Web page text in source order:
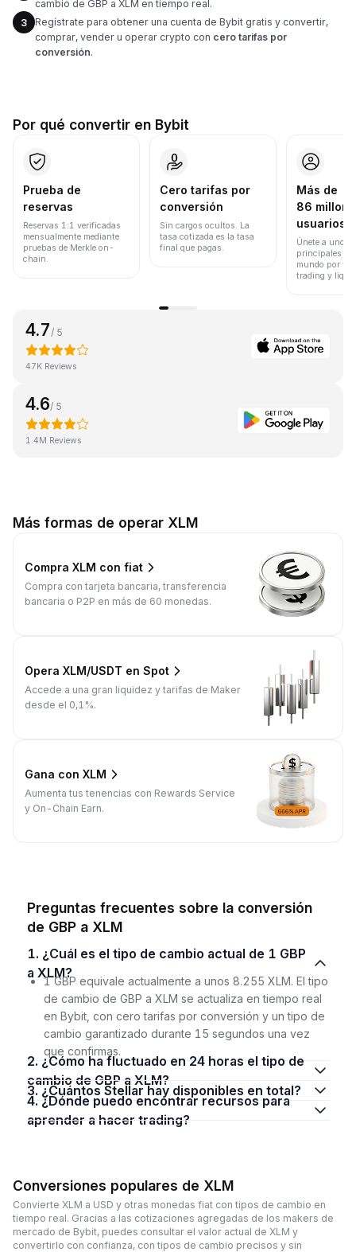
cambio de GBP a XLM en tiempo real.
3
Regístrate para obtener una cuenta de Bybit gratis y convertir,
comprar, vender u operar crypto con cero tarifas por
conversión.
Por qué convertir en Bybit
Prueba de
reservas
Reservas 1:1 verificadas
mensualmente mediante
pruebas de Merkle on-
chain.
Cero tarifas por
conversión
Sin cargos ocultos. La
tasa cotizada es la tasa
final que pagas.
Más de
86
usuarios
Únete a uno
principales
mundo por
trading y
4.7 / 5
47K Reviews
4.6/ 5
1.4M Reviews
Más formas de operar XLM
Compra XLM con fiat
Compra con tarjeta bancaria, transferencia
bancaria o P2P en más de 60 monedas.
Opera XLM/USDT en Spot
Accede a una gran liquidez y tarifas de Maker
desde el 0,1%.
Gana con XLM
Aumenta tus tenencias con Rewards Service
y On-Chain Earn.
Preguntas frecuentes sobre la conversión
de GBP a XLM
1. ¿Cuál es el tipo de cambio actual de 1 GBP
a XLM?
1 GBP equivale actualmente a unos 8.255 XLM. El tipo
de cambio de GBP a XLM se actualiza en tiempo real
en Bybit, con cero tarifas por conversión y un tipo de
cambio garantizado durante 15 segundos una vez
que confirmas.
2. ¿Cómo ha fluctuado en 24 horas el tipo de
cambio de GBP a XLM?
3. ¿Cuántos Stellar hay disponibles en total?
4. ¿Dónde puedo encontrar recursos para
aprender a hacer trading?
Conversiones populares de XLM
Convierte XLM a USD y otras monedas fiat con tipos de cambio en
tiempo real. Gracias a las cotizaciones agregadas de los makers de
mercado de Bybit, puedes consultar el valor actual de XLM y
convertirlo con confianza, con tipos de cambio precisos y sin